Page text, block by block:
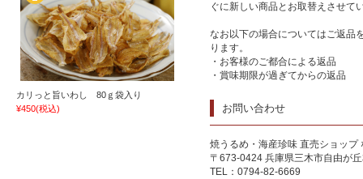
ぐに新しい商品とお取替えさせて
なお以下の場合についてはご返品
ります。
・お客様のご都合による返品
・賞味期限が過ぎてからの返品
お問い合わせ
焼うるめ・海産珍味 直売ショップ
〒673-0424 兵庫県三木市自由が
TEL：0794-82-6669
カリっと旨いわし 80ｇ袋入り
¥450(税込)